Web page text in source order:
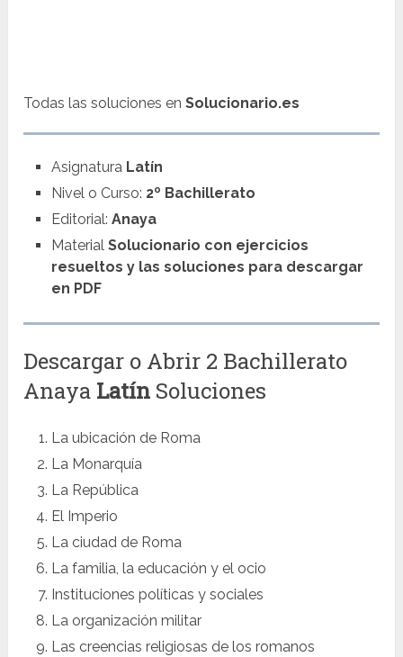
Todas las soluciones enSolucionario.es
Asignatura Latín
Nivel o Curso: 2º Bachillerato
Editorial: Anaya
Material Solucionario con ejercicios
resueltos y las soluciones para descargar
en PDF
Descargar o Abrir 2 Bachillerato
Anaya Latín Soluciones
La ubicación de Roma
La Monarquía
La República
El Imperio
La ciudad de Roma
La familia, la educación y el ocio
Instituciones políticas y sociales
La organización militar
Las creencias religiosas de los romanos